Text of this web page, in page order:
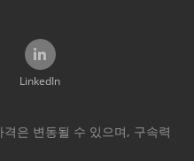
LinkedIn
은 변동될 수 있으며, 구속력